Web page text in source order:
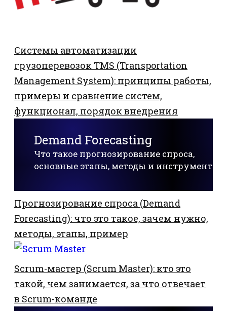
Системы автоматизации
грузоперевозок TMS (Transportation
Management System): принципы работы,
примеры и сравнение систем,
функционал, порядок внедрения
Demand Forecasting
Что такое прогнозирование спроса,
основные этапы, методы и инструменты
Прогнозирование спроса (Demand
Forecasting): что это такое, зачем нужно,
методы, этапы, пример
Scrum-мастер (Scrum Master): кто это
такой, чем занимается, за что отвечает
в Scrum-команде